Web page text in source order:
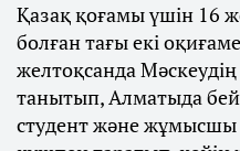
Қазақ қоғамы үшін 16
болған тағы екі
желтоқсанда
танытып, Алматыда
студент және жұмысшы